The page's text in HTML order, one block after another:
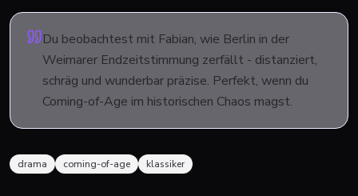
Du beobachtest mit Fabian, wie Berlin in der
Weimarer Endzeitstimmung zerfällt - distanziert,
schräg und wunderbar präzise. Perfekt, wenn du
Coming-of-Age im historischen Chaos magst.
drama coming-of-age klassiker